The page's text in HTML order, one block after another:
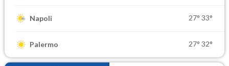
Napoli 27° 33°
Palermo 27° 32°